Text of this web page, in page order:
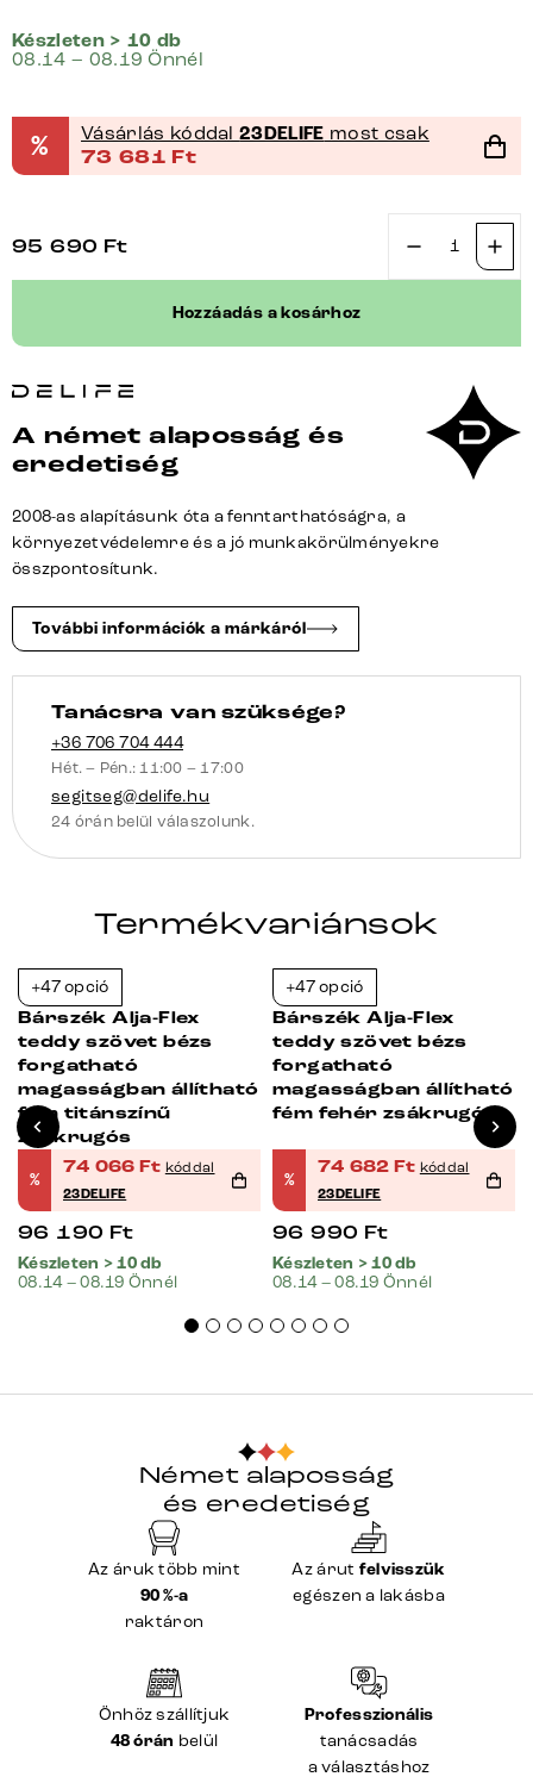
Készleten > 10 db
08.14 – 08.19 Önnél
% Vásárlás kóddal23DELIFE most csak
73 681 Ft
95 690 Ft
bouclé
forgatható
magasságban
fém
fekete
Hozzáadás a kosárhoz
A német alaposság és
eredetiség
2008-as alapításunk óta a fenntarthatóságra, a
környezetvédelemre és a jó munkakörülményekre
összpontosítunk.
További információk a márkáról
Tanácsra van szüksége?
+36 706 704 444
Hét. – Pén.: 11:00 – 17:00
segitseg@delife.hu
24 órán belül válaszolunk.
Termékvariánsok
+47 opció
Bárszék Alja-Flex
teddy szövet bézs
forgatható
magasságban állítható
fém titánszínű
zsákrugós
%
74 066 Ft kóddal
23DELIFE
96 190 Ft
Készleten > 10 db
08.14 – 08.19 Önnél
+47 opció
Bárszék Alja-Flex
teddy szövet bézs
forgatható
magasságban állítható
fém fehér zsákrugó
%
74 682 Ft kóddal
23DELIFE
96 990 Ft
Készleten > 10 db
08.14 – 08.19 Önnél
Német alaposság
és eredetiség
Az áruk több mint
90 %-a
raktáron
Az árut felvisszük
egészen a lakásba
Önhöz szállítjuk
48 órán belül
Professzionális
tanácsadás
a választáshoz